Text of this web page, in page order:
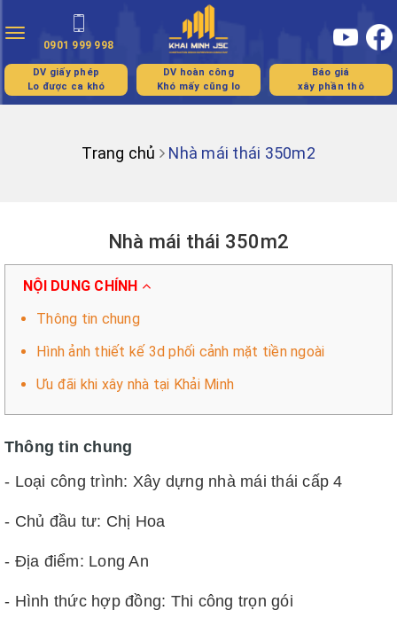
Toggle
navigation
0901 999 998
DV giấy phép
Lo được ca khó
DV hoàn công
Khó mấy cũng lo
Báo giá
xây phần thô
Trang chủ Nhà mái thái 350m2
Nhà mái thái 350m2
NỘI DUNG CHÍNH
Thông tin chung
Hình ảnh thiết kế 3d phối cảnh mặt tiền ngoài
Ưu đãi khi xây nhà tại Khải Minh
Thông tin chung
- Loại công trình: Xây dựng nhà mái thái cấp 4
- Chủ đầu tư: Chị Hoa
- Địa điểm: Long An
- Hình thức hợp đồng: Thi công trọn gói